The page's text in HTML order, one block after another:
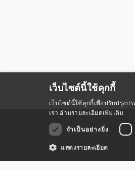
เว็บไซต์นี้ใช้คุกกี้
เว็บไซต์นี้ใช้คุกกี้เพื่อปรับปรุงป
เรา อ่านรายละเอียดเพิ่มเติม
จำเป็นอย่างยิ่ง
แสดงรายละเอียด